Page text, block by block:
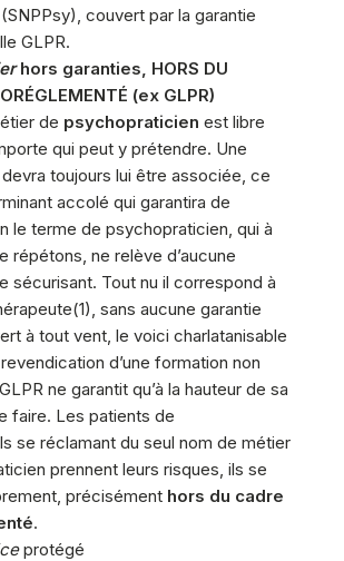
couvert par la garantie
GLPR.
hors garanties, HORS DU
(ex GLPR)
de psychopraticien est libre
qui peut y prétendre. Une
toujours lui être associée, ce
accolé qui garantira de
le terme de psychopraticien, qui à
répétons, ne relève d’aucune
sécurisant. Tout nu il correspond à
sans aucune garantie
à tout vent, le voici charlatanisable
d’une formation non
ne garantit qu’à la hauteur de sa
faire. Les patients de
se réclamant du seul nom de métier
prennent leurs risques, ils se
précisément hors du cadre
.
protégé